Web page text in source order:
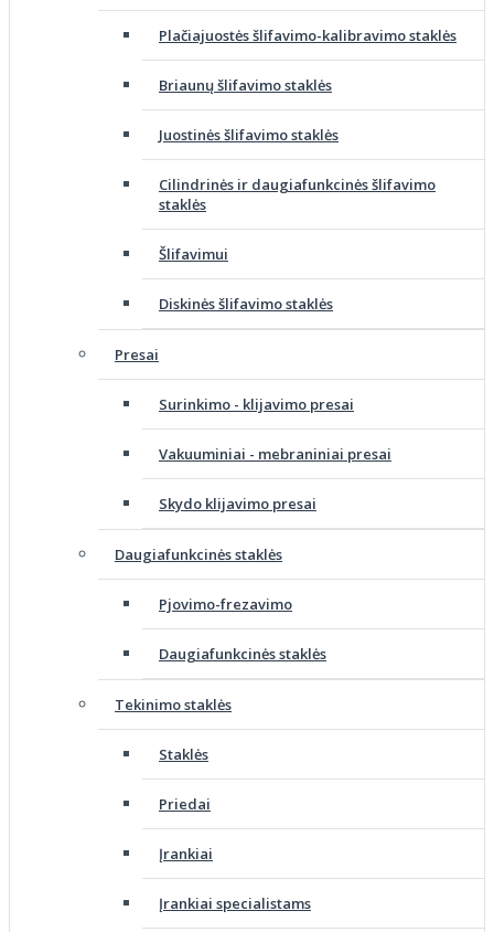
Plačiajuostės šlifavimo-kalibravimo staklės
Briaunų šlifavimo staklės
Juostinės šlifavimo staklės
Cilindrinės ir daugiafunkcinės šlifavimo
staklės
Šlifavimui
Diskinės šlifavimo staklės
Presai
Surinkimo - klijavimo presai
Vakuuminiai - mebraniniai presai
Skydo klijavimo presai
Daugiafunkcinės staklės
Pjovimo-frezavimo
Daugiafunkcinės staklės
Tekinimo staklės
Staklės
Priedai
Įrankiai
Įrankiai specialistams